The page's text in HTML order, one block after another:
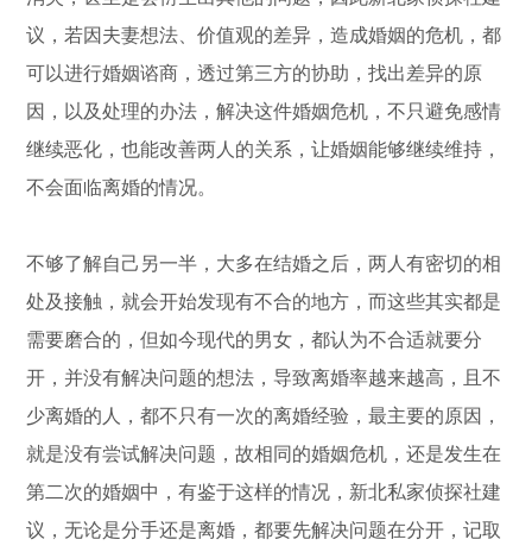
议，若因夫妻想法、价值观的差异，造成婚姻的危机，都
可以进行婚姻谘商，透过第三方的协助，找出差异的原
因，以及处理的办法，解决这件婚姻危机，不只避免感情
继续恶化，也能改善两人的关系，让婚姻能够继续维持，
不会面临离婚的情况。
不够了解自己另一半，大多在结婚之后，两人有密切的相
处及接触，就会开始发现有不合的地方，而这些其实都是
需要磨合的，但如今现代的男女，都认为不合适就要分
开，并没有解决问题的想法，导致离婚率越来越高，且不
少离婚的人，都不只有一次的离婚经验，最主要的原因，
就是没有尝试解决问题，故相同的婚姻危机，还是发生在
第二次的婚姻中，有鉴于这样的情况，新北私家侦探社建
议，无论是分手还是离婚，都要先解决问题在分开，记取